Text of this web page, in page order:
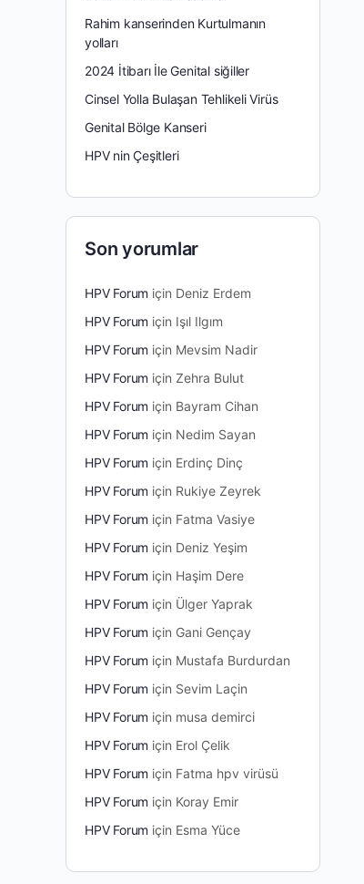
Rahim kanserinden Kurtulmanın
yolları
2024 İtibarı İle Genital siğiller
Cinsel Yolla Bulaşan Tehlikeli Virüs
Genital Bölge Kanseri
HPV nin Çeşitleri
Son yorumlar
HPV Forum için Deniz Erdem
HPV Forum için Işıl Ilgım
HPV Forum için Mevsim Nadir
HPV Forum içinZehra Bulut
HPV Forum için Bayram Cihan
HPV Forum için Nedim Sayan
HPV Forum için Erdinç Dinç
HPV Forum için Rukiye Zeyrek
HPV Forum için Fatma Vasiye
HPV Forum için Deniz Yeşim
HPV Forum için Haşim Dere
HPV Forum için Ülger Yaprak
HPV Forum için Gani Gençay
HPV Forum için Mustafa Burdurdan
HPV Forum için Sevim Laçin
HPV Forum için musa demirci
HPV Forum için Erol Çelik
HPV Forum için Fatma hpv virüsü
HPV Forum için Koray Emir
HPV Forum için Esma Yüce